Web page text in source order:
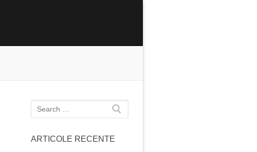
Caută
după:
ARTICOLE RECENTE